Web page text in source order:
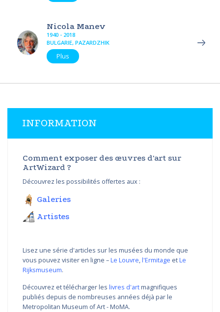
Nicola Manev
1940 - 2018
BULGARIE, PAZARDZHIK
Plus
INFORMATION
Comment exposer des œuvres d'art sur
ArtWizard ?
Découvrez les possibilités offertes aux :
Galeries
Artistes
Lisez une série d'articles sur les musées du monde que
vous pouvez visiter en ligne –Le Louvre,l'Ermitage etLe
Rijksmuseum.
Découvrez et télécharger les livres d'artmagnifiques
publiés depuis de nombreuses années déjà par le
Metropolitan Museum of Art - MoMA.